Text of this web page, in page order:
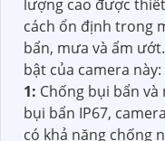
lượng cao được
cách ổn định trong
bẩn, mưa và ẩm
bật của camera này:
1: Chống bụi bẩn
bụi bẩn IP67,
có khả năng chống